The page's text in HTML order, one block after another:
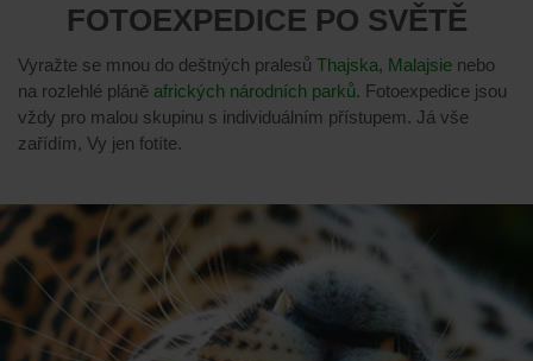
FOTOEXPEDICE PO SVĚTĚ
Vyražte se mnou do deštných pralesů Thajska, Malajsie nebo
na rozlehlé pláně afrických národních parků. Fotoexpedice jsou
vždy pro malou skupinu s individuálním přístupem. Já vše
zařídím, Vy jen fotíte.